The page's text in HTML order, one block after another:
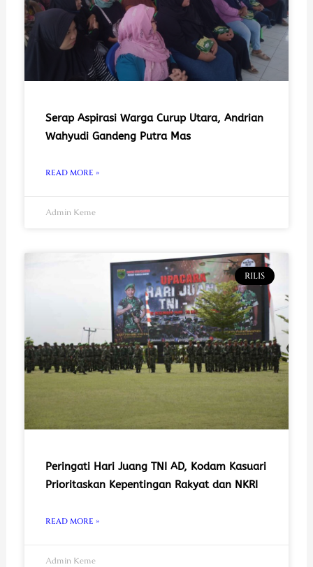
Serap Aspirasi Warga Curup Utara, Andrian
Wahyudi Gandeng Putra Mas
READ MORE »
Admin Keme
RILIS
Peringati Hari Juang TNI AD, Kodam Kasuari
Prioritaskan Kepentingan Rakyat dan NKRI
READ MORE »
Admin Keme